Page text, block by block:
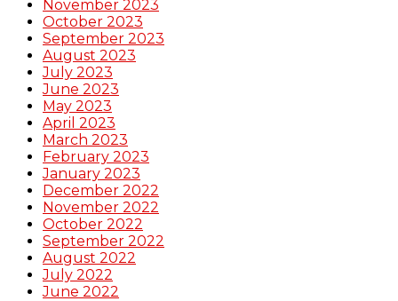
November 2023
October 2023
September 2023
August 2023
July 2023
June 2023
May 2023
April 2023
March 2023
February 2023
January 2023
December 2022
November 2022
October 2022
September 2022
August 2022
July 2022
June 2022